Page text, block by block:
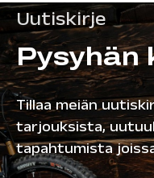
Uutiskirje
Pysyhän
Tillaa meiän
tarjouksista,
tapahtumista